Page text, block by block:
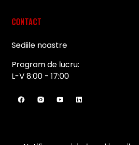
CONTACT
Sediile noastre
Program de lucru:
L-V 8:00 - 17:00